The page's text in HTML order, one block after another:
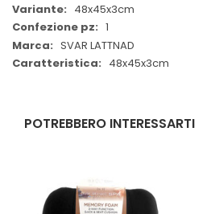
48x45x3cm
1
SVAR LATTNAD
48x45x3cm
POTREBBERO INTERESSARTI